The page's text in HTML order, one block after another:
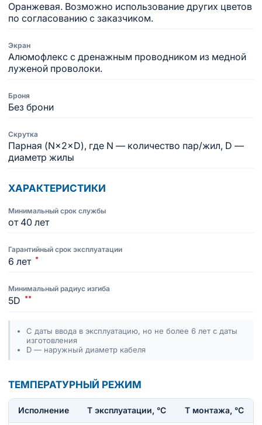
Оранжевая. Возможно использование других цветов
по согласованию с заказчиком.
Экран
Алюмофлекс с дренажным проводником из медной
луженой проволоки.
Броня
Без брони
Скрутка
Парная (N×2×D), где N — количество пар/жил, D —
диаметр жилы
ХАРАКТЕРИСТИКИ
Минимальный срок службы
от 40 лет
Гарантийный срок эксплуатации
6 лет *
Минимальный радиус изгиба
5D **
С даты ввода в эксплуатацию, но не более 6 лет с даты
изготовления
D — наружный диаметр кабеля
ТЕМПЕРАТУРНЫЙ РЕЖИМ
Исполнение T эксплуатации, °С Т монтажа, °С